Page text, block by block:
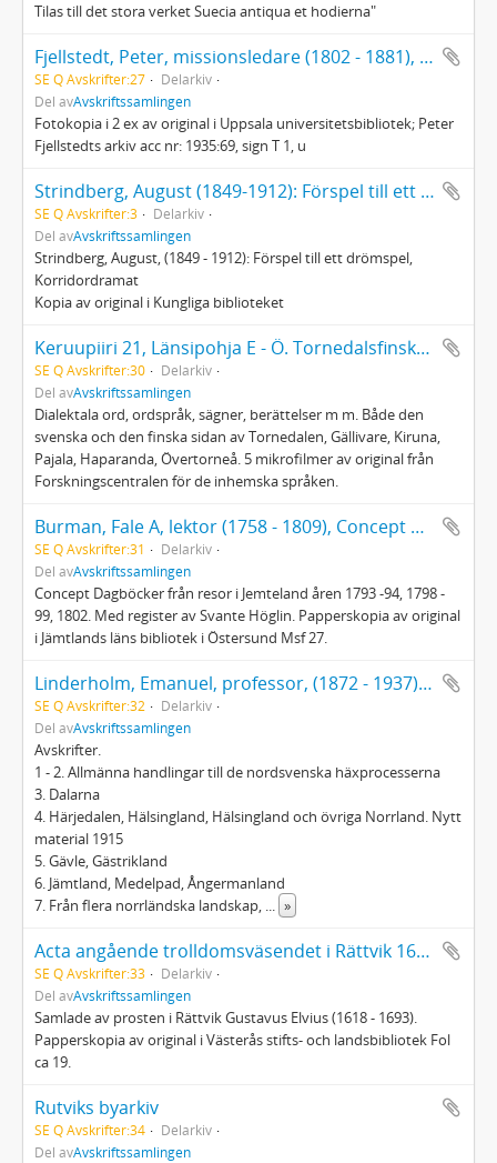
Tilas till det stora verket Suecia antiqua et hodierna"
Fjellstedt, Peter, missionsledare (1802 - 1881), Reseberättelse från Lappland 1857
SE Q Avskrifter:27
Delarkiv
Del avAvskriftssamlingen
Fotokopia i 2 ex av original i Uppsala universitetsbibliotek; Peter
Fjellstedts arkiv acc nr: 1935:69, sign T 1, u
Strindberg, August (1849-1912): Förspel till ett drömspel, Korridordramat
SE Q Avskrifter:3
Delarkiv
Del avAvskriftssamlingen
Strindberg, August, (1849 - 1912): Förspel till ett drömspel,
Korridordramat
Kopia av original i Kungliga biblioteket
Keruupiiri 21, Länsipohja E - Ö. Tornedalsfinska ord upptecknade av Inkeri Tuovinen 1929 - 1937
SE Q Avskrifter:30
Delarkiv
Del avAvskriftssamlingen
Dialektala ord, ordspråk, sägner, berättelser m m. Både den
svenska och den finska sidan av Tornedalen, Gällivare, Kiruna,
Pajala, Haparanda, Övertorneå. 5 mikrofilmer av original från
Forskningscentralen för de inhemska språken.
Burman, Fale A, lektor (1758 - 1809), Concept Dagböcker...
SE Q Avskrifter:31
Delarkiv
Del avAvskriftssamlingen
Concept Dagböcker från resor i Jemteland åren 1793 -94, 1798 -
99, 1802. Med register av Svante Höglin. Papperskopia av original
i Jämtlands läns bibliotek i Östersund Msf 27.
Linderholm, Emanuel, professor, (1872 - 1937): Handlingar till häxprocesserna i Sverige
SE Q Avskrifter:32
Delarkiv
Del avAvskriftssamlingen
Avskrifter.
1 - 2. Allmänna handlingar till de nordsvenska häxprocesserna
3. Dalarna
4. Härjedalen, Hälsingland, Hälsingland och övriga Norrland. Nytt
material 1915
5. Gävle, Gästrikland
6. Jämtland, Medelpad, Ångermanland
7. Från flera norrländska landskap, ... »
Acta angående trolldomsväsendet i Rättvik 1670 - 1671
SE Q Avskrifter:33
Delarkiv
Del avAvskriftssamlingen
Samlade av prosten i Rättvik Gustavus Elvius (1618 - 1693).
Papperskopia av original i Västerås stifts- och landsbibliotek Fol
ca 19.
Rutviks byarkiv
SE Q Avskrifter:34
Delarkiv
Del avAvskriftssamlingen